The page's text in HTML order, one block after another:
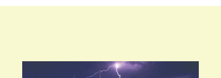
mundo, para aplicação e utilização da luz de sincrotron, que
permitindo a avaliação de